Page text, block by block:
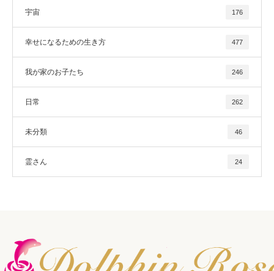
宇宙 176
幸せになるための生き方 477
我が家のお子たち 246
日常 262
未分類 46
霊さん 24